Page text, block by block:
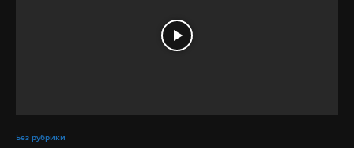
Без рубрики